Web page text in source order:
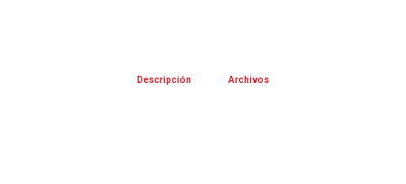
Descripción Archivos